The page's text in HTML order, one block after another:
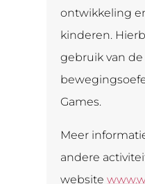
ontwikkeling
kinderen.
gebruik van
Games.
Meer
andere
website